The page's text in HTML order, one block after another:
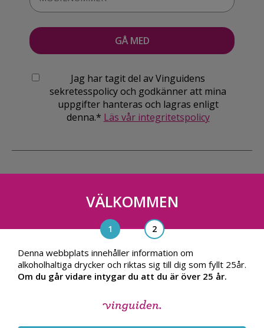
Jag har tagit del av Vinguidens
sekretesspolicy och godkänner att mina
uppgifter hanteras och lagras enligt
denna.* Läs vår integritetspolicy
Vinguiden Nordic AB
Blasieholmsgatan 4A, 111 48, Stockholm
info@vinguiden.com
VÄLKOMMEN
Denna webbplats innehåller information om
alkoholhaltiga drycker och riktas sig till dig som fyllt 25år.
Om du går vidare intygar du att du är över 25 år.